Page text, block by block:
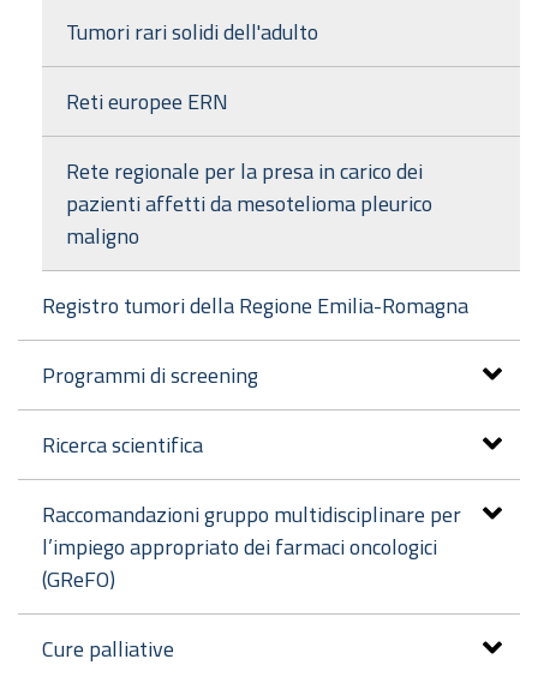
Tumori rari solidi dell'adulto
Reti europee ERN
Rete regionale per la presa in carico dei
pazienti affetti da mesotelioma pleurico
maligno
Registro tumori della Regione Emilia-Romagna
Programmi di screening
Ricerca scientifica
Raccomandazioni gruppo multidisciplinare per
l’impiego appropriato dei farmaci oncologici
(GReFO)
Cure palliative